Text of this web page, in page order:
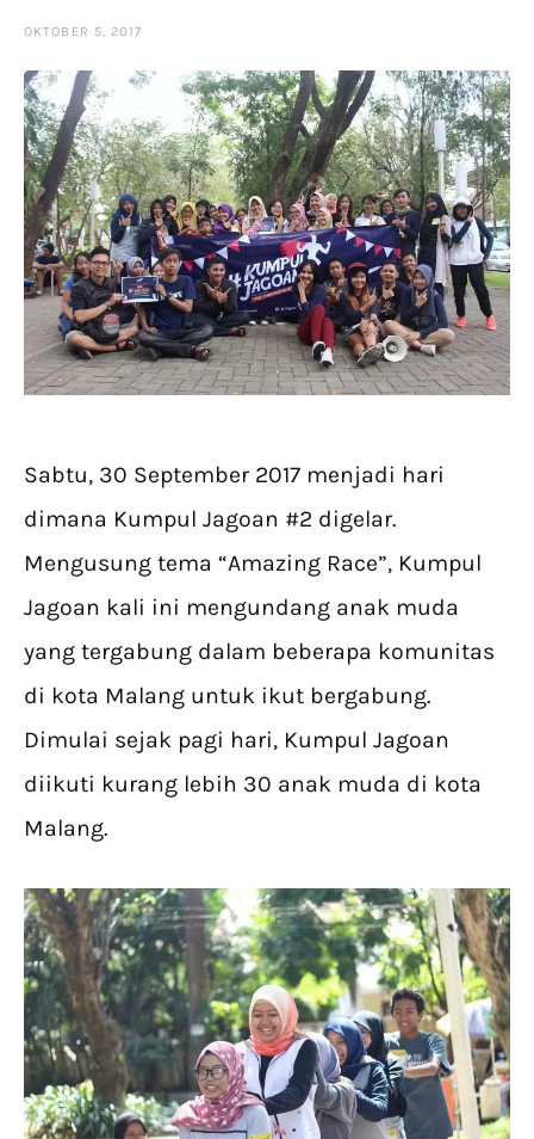
OKTOBER 5, 2017
Sabtu, 30 September 2017 menjadi hari
dimana Kumpul Jagoan #2 digelar.
Mengusung tema “Amazing Race”, Kumpul
Jagoan kali ini mengundang anak muda
yang tergabung dalam beberapa komunitas
di kota Malang untuk ikut bergabung.
Dimulai sejak pagi hari, Kumpul Jagoan
diikuti kurang lebih 30 anak muda di kota
Malang.